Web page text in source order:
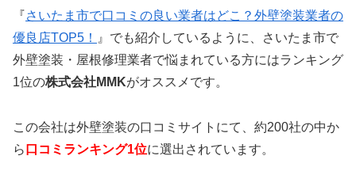
『さいたま市で口コミの良い業者はどこ？外壁塗装業者の
優良店TOP5！
』でも紹介しているように、さいたま市で
外壁塗装・屋根修理業者で悩まれている方にはランキング
1位の株式会社MMKがオススメです。
この会社は外壁塗装の口コミサイトにて、約200社の中か
ら 口コミランキング1位に選出されています。